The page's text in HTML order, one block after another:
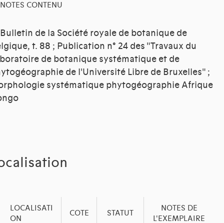
NOTES CONTENU
de la Société royale de botanique de
t. 88 ; Publication n° 24 des "Travaux du
de botanique systématique et de
de l'Université Libre de Bruxelles" ;
systématique phytogéographie Afrique
LOCALISATI
ON
COTE STATUT
NOTES DE
L'EXEMPLAIRE